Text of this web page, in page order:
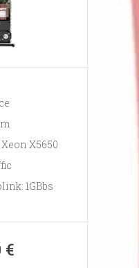
X5650
1GBbs
€